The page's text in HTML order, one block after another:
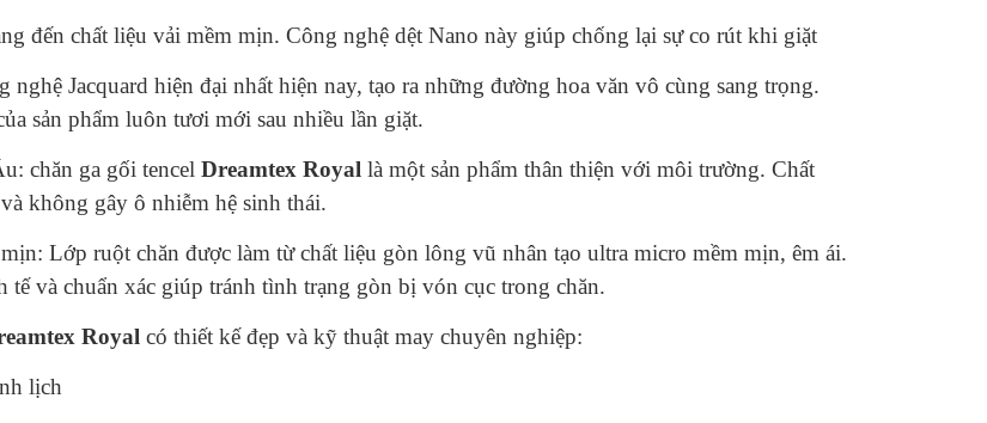
đến chất liệu vải mềm mịn. Công nghệ dệt Nano này giúp chống lại sự co rút khi giặt
Jacquard hiện đại nhất hiện nay, tạo ra những đường hoa văn vô cùng sang trọng.
sản phẩm luôn tươi mới sau nhiều lần giặt.
chăn ga gối tencel Dreamtex Royal là một sản phẩm thân thiện với môi trường. Chất
không gây ô nhiễm hệ sinh thái.
Lớp ruột chăn được làm từ chất liệu gòn lông vũ nhân tạo ultra micro mềm mịn, êm ái.
và chuẩn xác giúp tránh tình trạng gòn bị vón cục trong chăn.
Royal có thiết kế đẹp và kỹ thuật may chuyên nghiệp:
lịch